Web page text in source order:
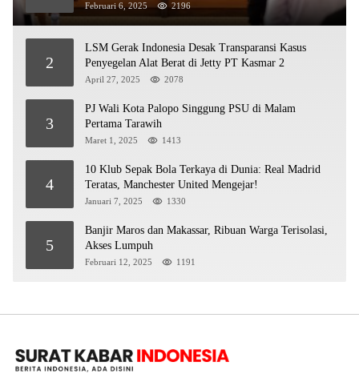
Februari 6, 2025 2196
2
LSM Gerak Indonesia Desak Transparansi Kasus
Penyegelan Alat Berat di Jetty PT Kasmar 2
April 27, 2025 2078
3
PJ Wali Kota Palopo Singgung PSU di Malam
Pertama Tarawih
Maret 1, 2025 1413
4
10 Klub Sepak Bola Terkaya di Dunia: Real Madrid
Teratas, Manchester United Mengejar!
Januari 7, 2025 1330
5
Banjir Maros dan Makassar, Ribuan Warga Terisolasi,
Akses Lumpuh
Februari 12, 2025 1191